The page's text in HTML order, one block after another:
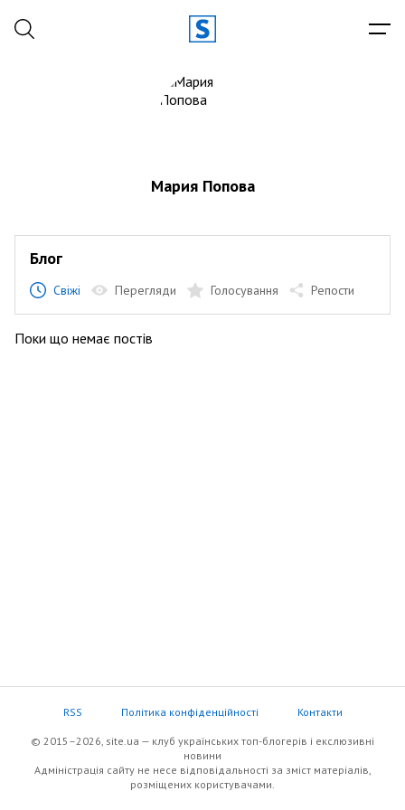
Мария Попова
Блог
Свіжі Перегляди Голосування Репости
Поки що немає постів
RSS Політика конфіденційності Контакти
© 2015–2026, site.ua — клуб українських топ-блогерів i екслюзивнi
новини
Адміністрація сайту не несе відповідальності за зміст матеріалів,
розміщених користувачами.